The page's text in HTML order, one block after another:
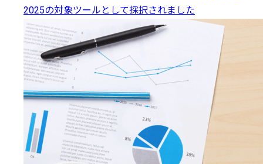
2025の対象ツールとして採択されました